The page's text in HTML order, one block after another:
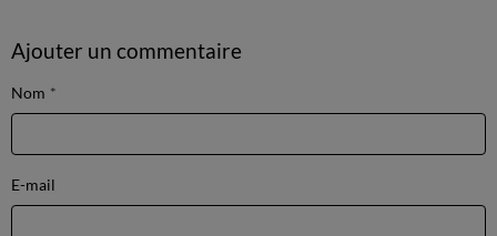
Ajouter un commentaire
Nom
E-mail